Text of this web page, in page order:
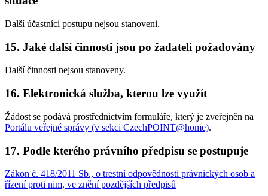
Další účastníci postupu nejsou stanoveni.
15. Jaké další činnosti jsou po žadateli požadovány
Další činnosti nejsou stanoveny.
16. Elektronická služba, kterou lze využít
Žádost se podává prostřednictvím formuláře, který je zveřejněn na
Portálu veřejné správy (v sekci CzechPOINT@home).
17. Podle kterého právního předpisu se postupuje
Zákon č. 418/2011 Sb., o trestní odpovědnosti právnických osob a
řízení proti nim, ve znění pozdějších předpisů